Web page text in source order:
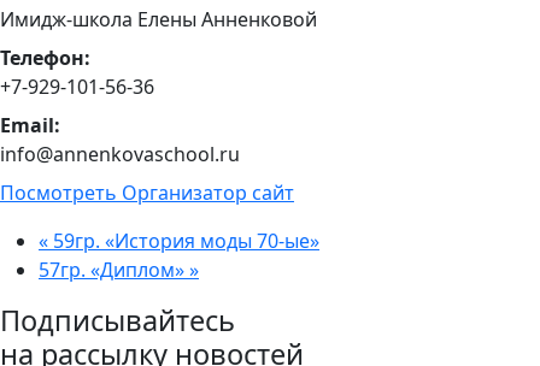
Имидж-школа Елены Анненковой
Телефон:
+7-929-101-56-36
Email:
info@annenkovaschool.ru
Посмотреть Организатор сайт
« 59гр. «История моды 70-ые»
57гр. «Диплом»»
Подписывайтесь
на рассылку новостей